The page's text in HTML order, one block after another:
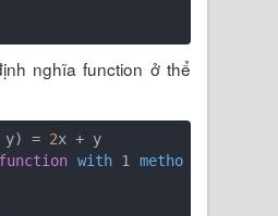
nghĩa function ở thể
y) = 2x + y
function with 1 metho